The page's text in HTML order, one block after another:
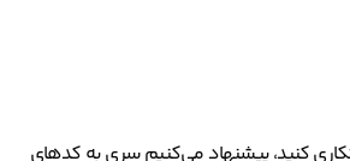
کنید، پیشنهاد می‌کنیم سری به کدهای